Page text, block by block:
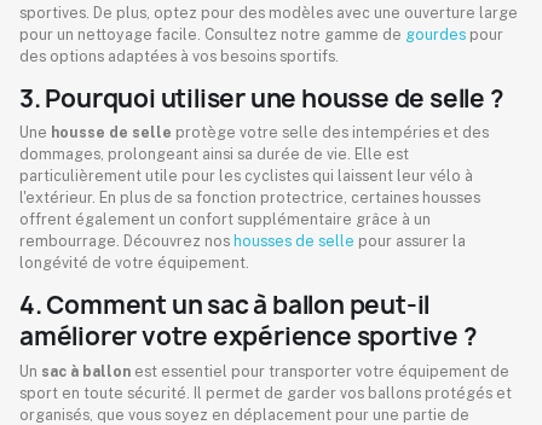
sportives. De plus, optez pour des modèles avec une ouverture large
pour un nettoyage facile. Consultez notre gamme de gourdes pour
des options adaptées à vos besoins sportifs.
3. Pourquoi utiliser une housse de selle ?
Une housse de selle protège votre selle des intempéries et des
dommages, prolongeant ainsi sa durée de vie. Elle est
particulièrement utile pour les cyclistes qui laissent leur vélo à
l'extérieur. En plus de sa fonction protectrice, certaines housses
offrent également un confort supplémentaire grâce à un
rembourrage. Découvrez nos housses de selle pour assurer la
longévité de votre équipement.
4. Comment un sac à ballon peut-il
améliorer votre expérience sportive ?
Un sac à ballon est essentiel pour transporter votre équipement de
sport en toute sécurité. Il permet de garder vos ballons protégés et
organisés, que vous soyez en déplacement pour une partie de